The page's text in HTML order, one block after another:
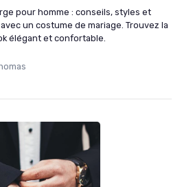
pour homme : conseils, styles et
un costume de mariage. Trouvez la
élégant et confortable.